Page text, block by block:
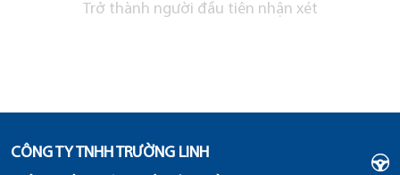
Trở thành người đầu tiên nhận xét
CÔNG TY TNHH TRƯỜNG LINH